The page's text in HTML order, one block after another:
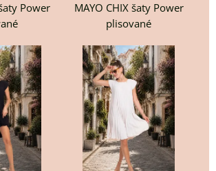
Power
MAYO CHIX šaty Power
plisované